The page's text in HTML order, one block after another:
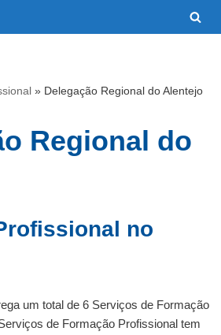
» Delegação Regional do Alentejo
Regional do
no
um total de 6 Serviços de Formação
de Formação Profissional tem